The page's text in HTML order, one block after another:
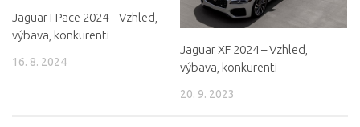
Jaguar I-Pace 2024 – Vzhled,
výbava, konkurenti
16. 8. 2024
Jaguar XF 2024 – Vzhled,
výbava, konkurenti
20. 9. 2023